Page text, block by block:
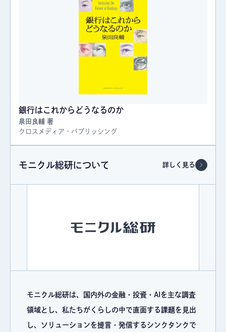
銀行はこれからどうなるのか
泉田良輔 著
クロスメディア・パブリッシング
モニクル総研について 詳しく見る
モニクル総研は、国内外の金融・投資・AIを主な調査
領域とし、私たちがくらしの中で直面する課題を見出
し、ソリューションを提言・発信するシンクタンクで